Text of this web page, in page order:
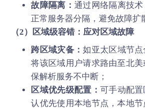
故障隔离： 通过网络隔离技
正常服务器分隔，避免故障扩
（2）区域级容错：应对区域故障
跨区域灾备：如亚太区域节
将该区域用户请求路由至北
保解析服务不中断；
区域优先级配置： 可手动配
认优先使用本地节点，本地